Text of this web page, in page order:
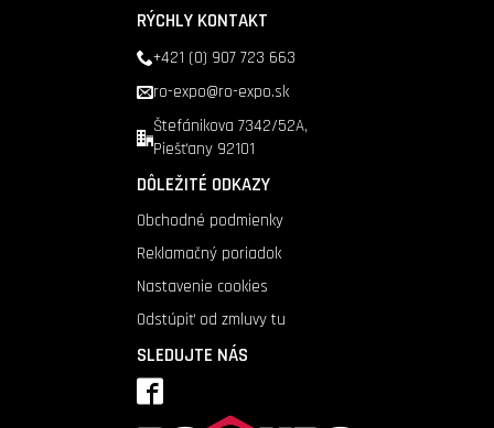
RÝCHLY KONTAKT
+421 (0) 907 723 663
ro-expo@ro-expo.sk
Štefánikova 7342/52A,
Piešťany 92101
DÔLEŽITÉ ODKAZY
Obchodné podmienky
Reklamačný poriadok
Nastavenie cookies
Odstúpiť od zmluvy tu
SLEDUJTE NÁS